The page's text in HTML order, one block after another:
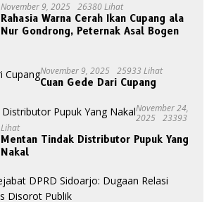
November 9, 2025 26380 Lihat
Rahasia Warna Cerah Ikan Cupang ala
Nur Gondrong, Peternak Asal Bogen
November 9, 2025 25933 Lihat
Cuan Gede Dari Cupang
November 24,
2025 23393
Lihat
Mentan Tindak Distributor Pupuk Yang
Nakal